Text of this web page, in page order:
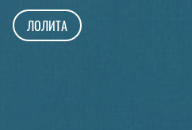
ЛОЛИТА